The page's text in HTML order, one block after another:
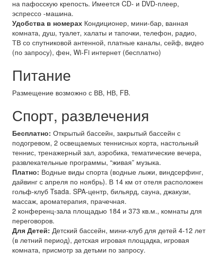
на пафосскую крепость. Имеется CD- и DVD-плеер,
эспрессо -машина.
Удобства в номерах Кондиционер, мини-бар, ванная
комната, душ, туалет, халаты и тапочки, телефон, радио,
ТВ со спутниковой антенной, платные каналы, сейф, видео
(по запросу), фен, Wi-Fi интернет (бесплатно)
Питание
Размещение возможно с ВВ, НВ, FB.
Спорт, развлечения
Бесплатно: Открытый бассейн, закрытый бассейн с
подогревом, 2 освещаемых теннисных корта, настольный
теннис, тренажерный зал, аэробика, тематические вечера,
развлекательные программы, “живая” музыка.
Платно: Водные виды спорта (водные лыжи, виндсерфинг,
дайвинг с апреля по ноябрь). В 14 км от отеля расположен
гольф-клуб Tsada. SPA-центр, бильярд, сауна, джакузи,
массаж, ароматерапия, прачечная.
2 конференц-зала площадью 184 и 373 кв.м., комнаты для
переговоров.
Для Детей: Детский бассейн, мини-клуб для детей 4-12 лет
(в летний период), детская игровая площадка, игровая
комната, присмотр за детьми по запросу.